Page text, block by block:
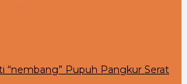
“nembang” Pupuh Pangkur Serat